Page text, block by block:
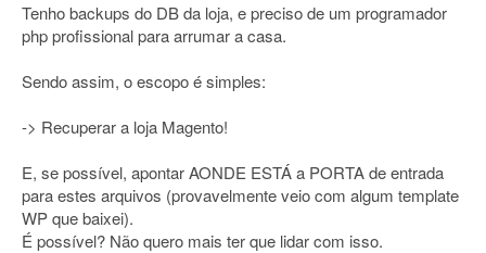
Tenho backups do DB da loja, e preciso de um programador
php profissional para arrumar a casa.
Sendo assim, o escopo é simples:
-> Recuperar a loja Magento!
E, se possível, apontar AONDE ESTÁ a PORTA de entrada
para estes arquivos (provavelmente veio com algum template
WP que baixei).
É possível? Não quero mais ter que lidar com isso.